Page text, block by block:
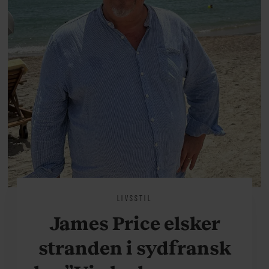
LIVSSTIL
James Price elsker
stranden i sydfransk